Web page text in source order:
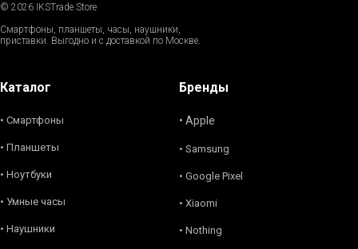
© 2026 IKSTrade.Store
Смартфоны, планшеты, часы, наушники,
приставки. Выгодно и с доставкой по Москве.
Каталог
• Смартфоны
• Планшеты
• Ноутбуки
• Умные часы
• Наушники
Бренды
• Apple
• Samsung
• Google Pixel
• Xiaomi
• Nothing